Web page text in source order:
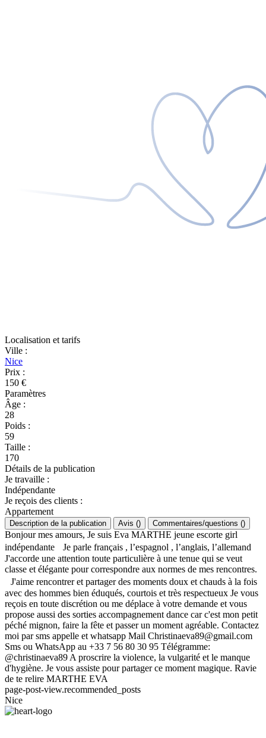
Localisation et tarifs
Ville :
Nice
Prix :
150 €
Paramètres
Âge :
28
Poids :
59
Taille :
170
Détails de la publication
Je travaille :
Indépendante
Je reçois des clients :
Appartement
Description de la publication Avis () Commentaires/questions ()
Bonjour mes amours, Je suis Eva MARTHE jeune escorte girl
indépendante Je parle français , l’espagnol , l’anglais, l’allemand
J'accorde une attention toute particulière à une tenue qui se veut
classe et élégante pour correspondre aux normes de mes rencontres.
J'aime rencontrer et partager des moments doux et chauds à la fois
avec des hommes bien éduqués, courtois et très respectueux Je vous
reçois en toute discrétion ou me déplace à votre demande et vous
propose aussi des sorties accompagnement dance car c'est mon petit
péché mignon, faire la fête et passer un moment agréable. Contactez
moi par sms appelle et whatsapp Mail Christinaeva89@gmail.com
Sms ou WhatsApp au +33 7 56 80 30 95 Télégramme:
@christinaeva89 A proscrire la violence, la vulgarité et le manque
d'hygiène. Je vous assiste pour partager ce moment magique. Ravie
de te relire MARTHE EVA
page-post-view.recommended_posts
Nice